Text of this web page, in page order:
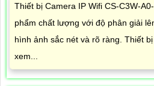
Thiết bị Camera IP Wifi CS-C3W-
phẩm chất lượng với độ phân giải
hình ảnh sắc nét và rõ ràng. Thiết
xem...